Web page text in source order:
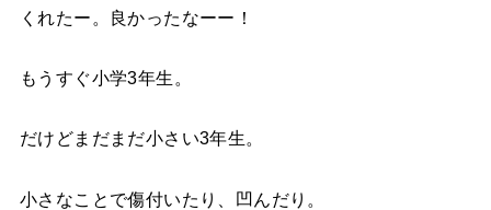
くれたー。良かったなーー！
もうすぐ小学3年生。
だけどまだまだ小さい3年生。
小さなことで傷付いたり、凹んだり。